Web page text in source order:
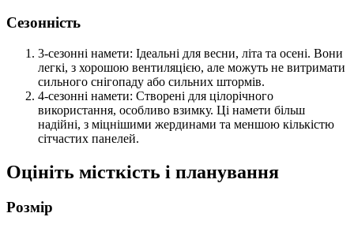
Сезонність
3-сезонні намети: Ідеальні для весни, літа та осені. Вони
легкі, з хорошою вентиляцією, але можуть не витримати
сильного снігопаду або сильних штормів.
4-сезонні намети: Створені для цілорічного
використання, особливо взимку. Ці намети більш
надійні, з міцнішими жердинами та меншою кількістю
сітчастих панелей.
Оцініть місткість і планування
Розмір